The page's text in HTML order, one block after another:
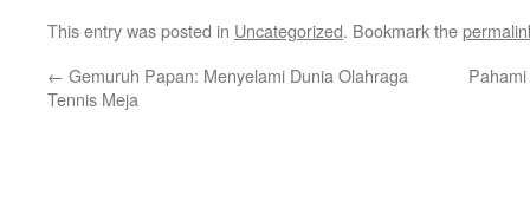
This entry was posted in Uncategorized. Bookmark the
← Gemuruh Papan: Menyelami Dunia Olahraga
Tennis Meja